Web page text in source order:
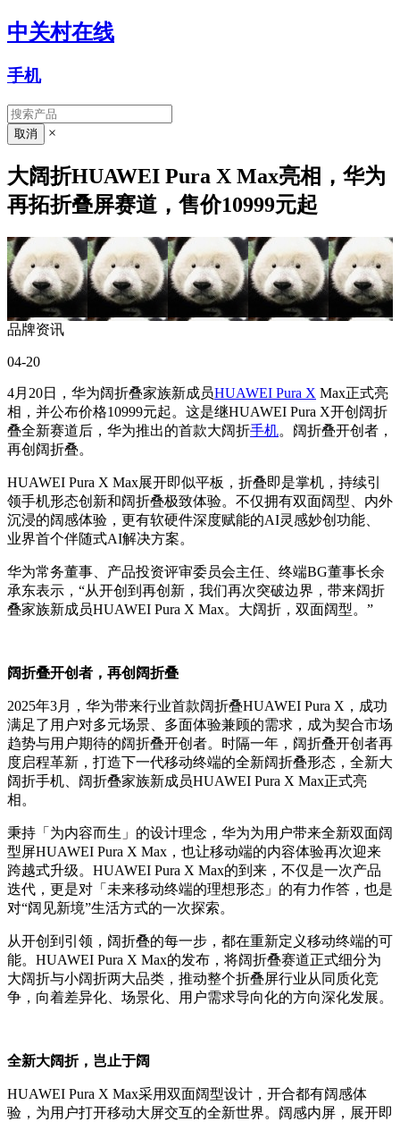
中关村在线
手机
×
大阔折HUAWEI Pura X Max亮相，华为
再拓折叠屏赛道，售价10999元起
品牌资讯
04-20
4月20日，华为阔折叠家族新成员HUAWEI Pura X Max正式亮
相，并公布价格10999元起。这是继HUAWEI Pura X开创阔折
叠全新赛道后，华为推出的首款大阔折手机。阔折叠开创者，
再创阔折叠。
HUAWEI Pura X Max展开即似平板，折叠即是掌机，持续引
领手机形态创新和阔折叠极致体验。不仅拥有双面阔型、内外
沉浸的阔感体验，更有软硬件深度赋能的AI灵感妙创功能、
业界首个伴随式AI解决方案。
华为常务董事、产品投资评审委员会主任、终端BG董事长余
承东表示，“从开创到再创新，我们再次突破边界，带来阔折
叠家族新成员HUAWEI Pura X Max。大阔折，双面阔型。”
阔折叠开创者，再创阔折叠
2025年3月，华为带来行业首款阔折叠HUAWEI Pura X，成功
满足了用户对多元场景、多面体验兼顾的需求，成为契合市场
趋势与用户期待的阔折叠开创者。时隔一年，阔折叠开创者再
度启程革新，打造下一代移动终端的全新阔折叠形态，全新大
阔折手机、阔折叠家族新成员HUAWEI Pura X Max正式亮
相。
秉持「为内容而生」的设计理念，华为为用户带来全新双面阔
型屏HUAWEI Pura X Max，也让移动端的内容体验再次迎来
跨越式升级。HUAWEI Pura X Max的到来，不仅是一次产品
迭代，更是对「未来移动终端的理想形态」的有力作答，也是
对“阔见新境”生活方式的一次探索。
从开创到引领，阔折叠的每一步，都在重新定义移动终端的可
能。HUAWEI Pura X Max的发布，将阔折叠赛道正式细分为
大阔折与小阔折两大品类，推动整个折叠屏行业从同质化竞
争，向着差异化、场景化、用户需求导向化的方向深化发展。
全新大阔折，岂止于阔
HUAWEI Pura X Max采用双面阔型设计，开合都有阔感体
验，为用户打开移动大屏交互的全新世界。阔感内屏，展开即